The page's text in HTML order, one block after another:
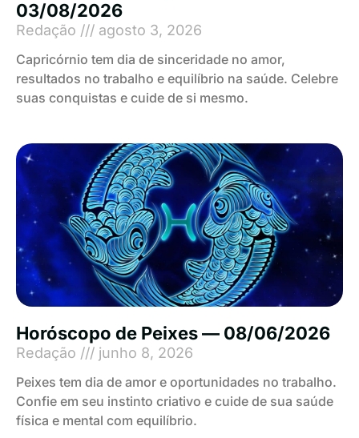
03/08/2026
Redação agosto 3, 2026
Capricórnio tem dia de sinceridade no amor,
resultados no trabalho e equilíbrio na saúde. Celebre
suas conquistas e cuide de si mesmo.
Horóscopo de Peixes — 08/06/2026
Redação junho 8, 2026
Peixes tem dia de amor e oportunidades no trabalho.
Confie em seu instinto criativo e cuide de sua saúde
física e mental com equilíbrio.